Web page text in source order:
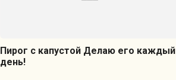
Пирог с капустой Делаю его каждый
день!